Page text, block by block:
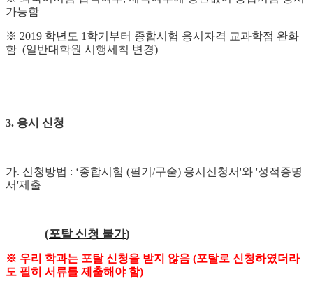
가능함
※ 2019 학년도 1학기부터 종합시험 응시자격 교과학점 완화
함 (일반대학원 시행세칙 변경)
3. 응시 신청
가. 신청방법 : ‘종합시험 (필기 /구술) 응시신청서'와 '성적증명
서'제출
(포탈 신청 불가)
※ 우리 학과는 포탈 신청을 받지 않음 (포탈로 신청하였더라
도 필히 서류를 제출해야 함)